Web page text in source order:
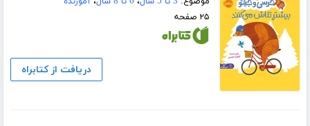
۲۵ صفحه
دریافت از کتابراه